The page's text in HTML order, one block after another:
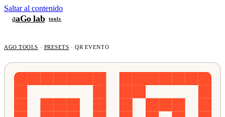
Saltar al contenido
aaGo lab tools
AGO TOOLS · PRESETS ·QR EVENTO